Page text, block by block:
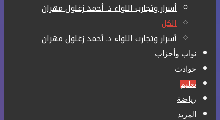
أسرار وتجارب اللواء د. أحمد زغلول مهران
الكل
أسرار وتجارب اللواء د. أحمد زغلول مهران
نواب وأحزاب
حوادث
تعليم
رياضة
المزيد